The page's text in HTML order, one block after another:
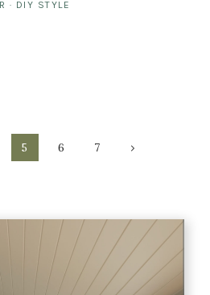
· DIY STYLE
5 6 7
Nächste